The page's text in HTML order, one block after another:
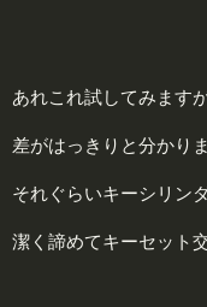
あれこれ試してみます
差がはっきりと分かり
それぐらいキーシリン
潔く諦めてキーセット